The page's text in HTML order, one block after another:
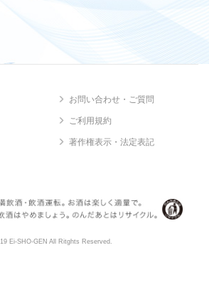
お問い合わせ・ご質問
ご利用規約
著作権表示・法定表記
Ei-SHO-GEN All Ritghts Reserved.